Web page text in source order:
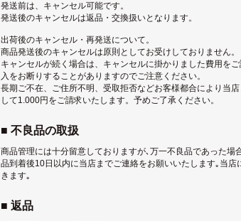
発送前は、キャンセル可能です。
発送後のキャンセルは返品・交換扱いとなります。
出荷後のキャンセル・再発送について。
商品発送後のキャンセルは原則としてお受けしておりません。
キャンセルが続く場合は、キャンセルに掛かりました費用を
入をお断りすることがありますのでご注意ください。
長期ご不在、ご住所不明、受取拒否などお客様都合により当
して1.000円をご請求いたします。予めご了承ください。
■ 不良品の取扱
商品管理には十分留意しておりますが､万一不良品であった場
品到着後10日以内に当店までご連絡をお願いいたします｡当
きます｡
■ 返品